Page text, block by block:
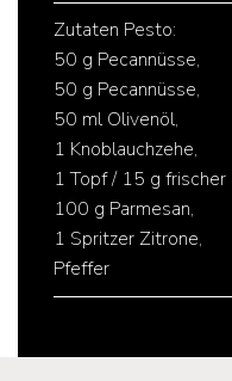
Zutaten Pesto:
50 g Pecannüsse,
50 g Pecannüsse,
50 ml Olivenöl,
1 Knoblauchzehe,
1 Topf / 15 g frischer
100 g Parmesan,
1 Spritzer Zitrone,
Pfeffer